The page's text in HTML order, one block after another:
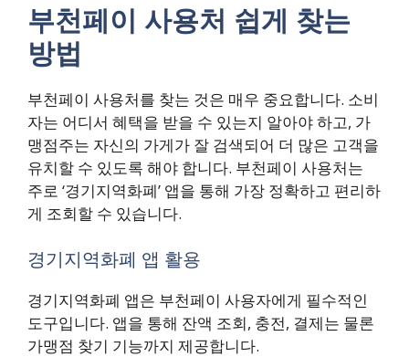
부천페이 사용처 쉽게 찾는
방법
부천페이 사용처를 찾는 것은 매우 중요합니다. 소비
자는 어디서 혜택을 받을 수 있는지 알아야 하고, 가
맹점주는 자신의 가게가 잘 검색되어 더 많은 고객을
유치할 수 있도록 해야 합니다. 부천페이 사용처는
주로 ‘경기지역화폐’ 앱을 통해 가장 정확하고 편리하
게 조회할 수 있습니다.
경기지역화폐 앱 활용
경기지역화폐 앱은 부천페이 사용자에게 필수적인
도구입니다. 앱을 통해 잔액 조회, 충전, 결제는 물론
가맹점 찾기 기능까지 제공합니다.